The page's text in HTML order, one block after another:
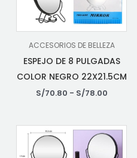
ACCESORIOS DE BELLEZA
ESPEJO DE 8 PULGADAS
COLOR NEGRO 22X21.5CM
S/70.80 - S/78.00